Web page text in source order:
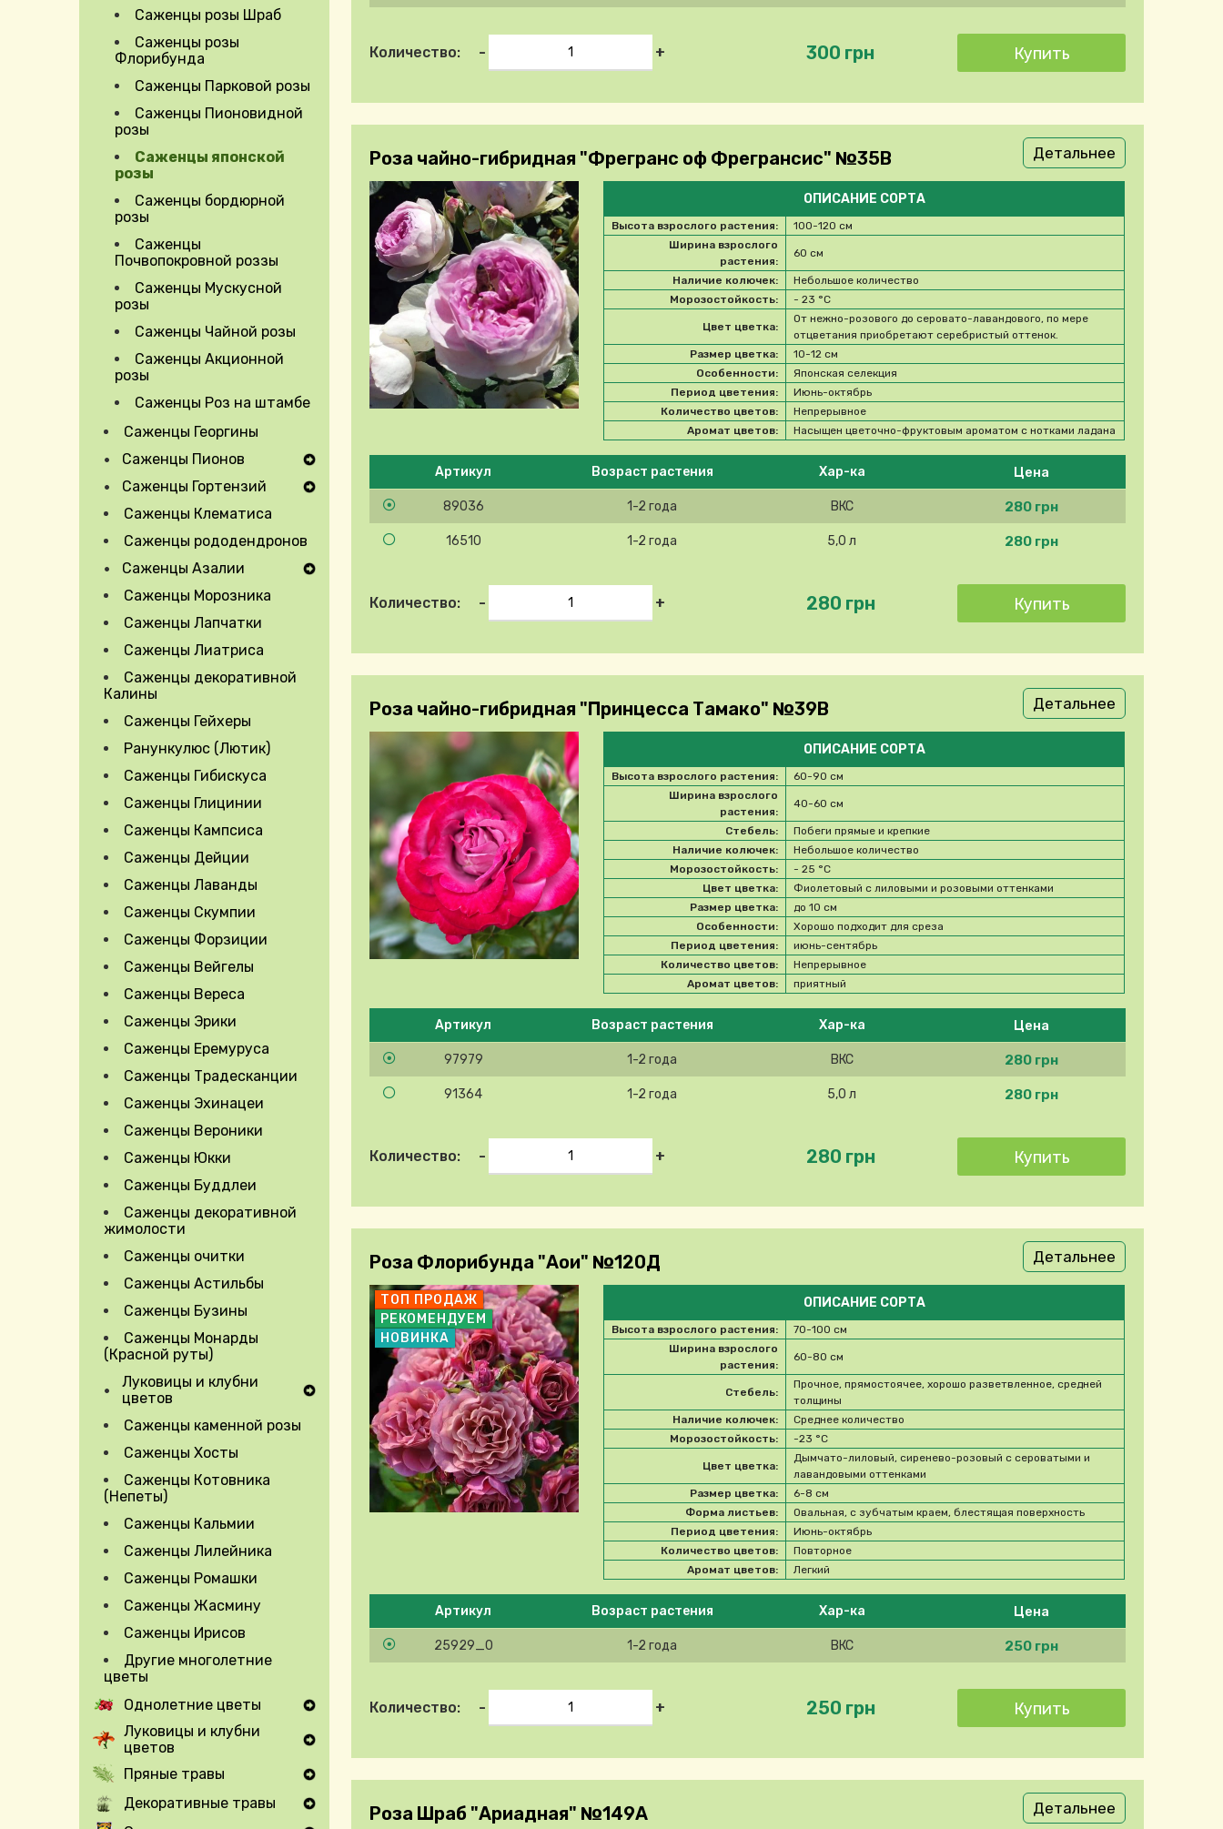
Expand Secondary Navigation Menu
Саженцы розы Шраб
Саженцы розы
Флорибунда
Саженцы Парковой розы
Саженцы Пионовидной
розы
Саженцы японской
розы
Саженцы бордюрной
розы
Саженцы
Почвопокровной роззы
Саженцы Мускусной
розы
Саженцы Чайной розы
Саженцы Акционной
розы
Саженцы Роз на штамбе
Саженцы Георгины
Саженцы Пионов
Expand Secondary Navigation Menu
Саженцы Гортензий
Expand Secondary Navigation Menu
Саженцы Клематиса
Саженцы рододендронов
Саженцы Азалии
Expand Secondary Navigation Menu
Саженцы Морозника
Саженцы Лапчатки
Саженцы Лиатриса
Саженцы декоративной
Калины
Саженцы Гейхеры
Ранункулюс (Лютик)
Саженцы Гибискуса
Саженцы Глицинии
Саженцы Кампсиса
Саженцы Дейции
Саженцы Лаванды
Саженцы Скумпии
Саженцы Форзиции
Саженцы Вейгелы
Саженцы Вереса
Саженцы Эрики
Саженцы Еремуруса
Саженцы Традесканции
Саженцы Эхинацеи
Саженцы Вероники
Саженцы Юкки
Саженцы Буддлеи
Саженцы декоративной
жимолости
Саженцы очитки
Саженцы Астильбы
Саженцы Бузины
Саженцы Монарды
(Красной руты)
Луковицы и клубни
цветов
Expand Secondary Navigation Menu
Саженцы каменной розы
Саженцы Хосты
Саженцы Котовника
(Непеты)
Саженцы Кальмии
Саженцы Лилейника
Саженцы Ромашки
Саженцы Жасмину
Саженцы Ирисов
Другие многолетние
цветы
Однолетние цветы
Expand Secondary Navigation Menu
Луковицы и клубни
цветов
Expand Secondary Navigation Menu
Пряные травы
Expand Secondary Navigation Menu
Декоративные травы
Expand Secondary Navigation Menu
Количество: - + 300 грн
Роза чайно-гибридная "Фрегранс оф Фрегрансис" №35В Детальнее
ОПИСАНИЕ СОРТА
Высота взрослого растения:
100-120 см
Ширина взрослого
растения:
60 см
Наличие колючек:
Небольшое количество
Морозостойкость:
- 23 °C
Цвет цветка:
От нежно-розового до серовато-лавандового, по мере
отцветания приобретают серебристый оттенок.
Размер цветка:
10-12 см
Особенности:
Японская селекция
Период цветения:
Июнь-октябрь
Количество цветов:
Непрерывное
Аромат цветов:
Насыщен цветочно-фруктовым ароматом с нотками ладана
Please select product
Артикул Возраст растения Хар-ка Цена
89036 1-2 года ВКС 280 грн
16510 1-2 года 5,0 л 280 грн
Количество: - + 280 грн
Роза чайно-гибридная "Принцесса Тамако" №39В Детальнее
ОПИСАНИЕ СОРТА
Высота взрослого растения:
60-90 см
Ширина взрослого
растения:
40-60 см
Стебель:
Побеги прямые и крепкие
Наличие колючек:
Небольшое количество
Морозостойкость:
- 25 °C
Цвет цветка:
Фиолетовый с лиловыми и розовыми оттенками
Размер цветка:
до 10 см
Особенности:
Хорошо подходит для среза
Период цветения:
июнь-сентябрь
Количество цветов:
Непрерывное
Аромат цветов:
приятный
Please select product
Артикул Возраст растения Хар-ка Цена
97979 1-2 года ВКС 280 грн
91364 1-2 года 5,0 л 280 грн
Количество: - + 280 грн
Роза Флорибунда "Аои" №120Д Детальнее
ТОП ПРОДАЖ
РЕКОМЕНДУЕМ
НОВИНКА
ОПИСАНИЕ СОРТА
Высота взрослого растения:
70-100 см
Ширина взрослого
растения:
60-80 см
Стебель:
Прочное, прямостоячее, хорошо разветвленное, средней
толщины
Наличие колючек:
Среднее количество
Морозостойкость:
-23 °C
Цвет цветка:
Дымчато-лиловый, сиренево-розовый с сероватыми и
лавандовыми оттенками
Размер цветка:
6-8 см
Форма листьев:
Овальная, с зубчатым краем, блестящая поверхность
Период цветения:
Июнь-октябрь
Количество цветов:
Повторное
Аромат цветов:
Легкий
Please select product
Артикул Возраст растения Хар-ка Цена
25929_0 1-2 года ВКС 250 грн
Количество: - + 250 грн
Роза Шраб "Ариадная" №149А Детальнее